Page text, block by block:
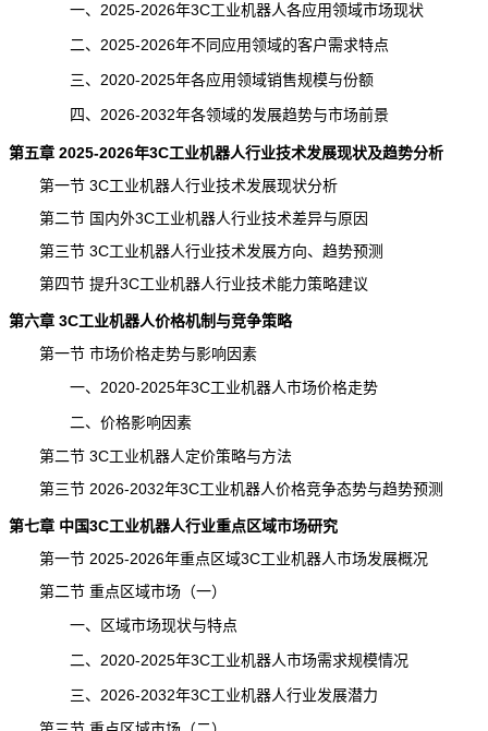
一、2025-2026年3C工业机器人各应用领域市场现状
二、2025-2026年不同应用领域的客户需求特点
三、2020-2025年各应用领域销售规模与份额
四、2026-2032年各领域的发展趋势与市场前景
第五章 2025-2026年3C工业机器人行业技术发展现状及趋势分析
第一节 3C工业机器人行业技术发展现状分析
第二节 国内外3C工业机器人行业技术差异与原因
第三节 3C工业机器人行业技术发展方向、趋势预测
第四节 提升3C工业机器人行业技术能力策略建议
第六章 3C工业机器人价格机制与竞争策略
第一节 市场价格走势与影响因素
一、2020-2025年3C工业机器人市场价格走势
二、价格影响因素
第二节 3C工业机器人定价策略与方法
第三节 2026-2032年3C工业机器人价格竞争态势与趋势预测
第七章 中国3C工业机器人行业重点区域市场研究
第一节 2025-2026年重点区域3C工业机器人市场发展概况
第二节 重点区域市场（一）
一、区域市场现状与特点
二、2020-2025年3C工业机器人市场需求规模情况
三、2026-2032年3C工业机器人行业发展潜力